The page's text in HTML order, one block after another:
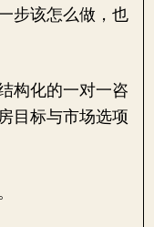
步该怎么做，也
构化的一对一咨
目标与市场选项